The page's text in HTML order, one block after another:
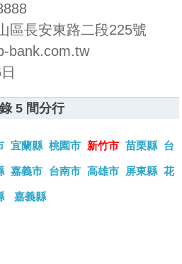
區長安東路二段225號
bank.com.tw
5 間分行
宜蘭縣 桃園市 新竹市 苗栗縣 台
嘉義市 台南市 高雄市 屏東縣 花
嘉義縣